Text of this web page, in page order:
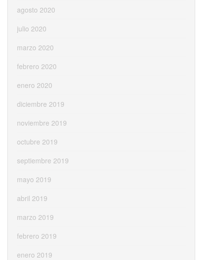
agosto 2020
julio 2020
marzo 2020
febrero 2020
enero 2020
diciembre 2019
noviembre 2019
octubre 2019
septiembre 2019
mayo 2019
abril 2019
marzo 2019
febrero 2019
enero 2019